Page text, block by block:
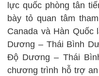
lực quốc phòng tân
bày tỏ quan tâm
Canada và Hàn
Dương – Thái Bình
Độ Dương – Thái
chương trình hỗ trợ